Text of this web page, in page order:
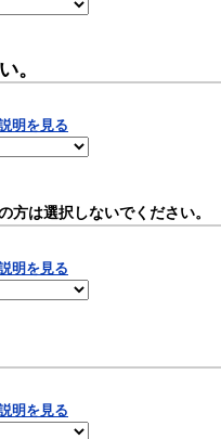
。
明を見る
方は選択しないでください。
明を見る
明を見る